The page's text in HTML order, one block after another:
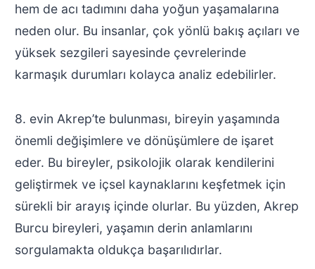
hem de acı tadımını daha yoğun yaşamalarına
neden olur. Bu insanlar, çok yönlü bakış açıları ve
yüksek sezgileri sayesinde çevrelerinde
karmaşık durumları kolayca analiz edebilirler.
8. evin Akrep’te bulunması, bireyin yaşamında
önemli değişimlere ve dönüşümlere de işaret
eder. Bu bireyler, psikolojik olarak kendilerini
geliştirmek ve içsel kaynaklarını keşfetmek için
sürekli bir arayış içinde olurlar. Bu yüzden, Akrep
Burcu bireyleri, yaşamın derin anlamlarını
sorgulamakta oldukça başarılıdırlar.